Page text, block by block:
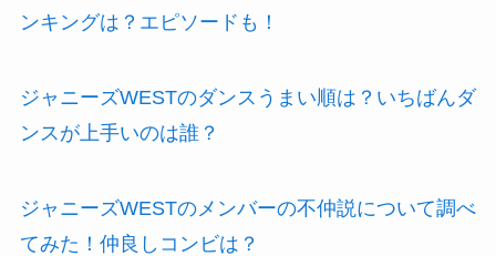
ンキングは？エピソードも！
ジャニーズWESTのダンスうまい順は？いちばんダ
ンスが上手いのは誰？
ジャニーズWESTのメンバーの不仲説について調べ
てみた！仲良しコンビは？